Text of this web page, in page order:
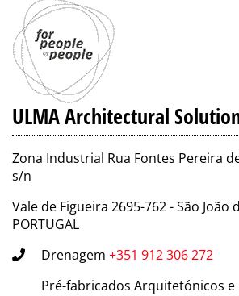
ULMA Architectural
Zona Industrial Rua Fontes Pereira
s/n
Vale de Figueira 2695-762 - São João
PORTUGAL
Drenagem +351 912 306 272
Pré-fabricados Arquitetónicos e